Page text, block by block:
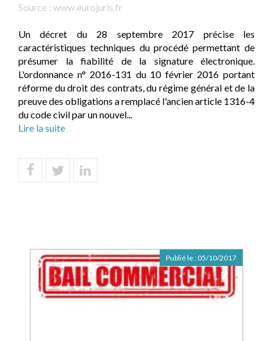
Source : www.eurojuris.fr
Un décret du 28 septembre 2017 précise les
caractéristiques techniques du procédé permettant de
présumer la fiabilité de la signature électronique.
L'ordonnance n° 2016-131 du 10 février 2016 portant
réforme du droit des contrats, du régime général et de la
preuve des obligations a remplacé l'ancien article 1316-4
du code civil par un nouvel...
Lire la suite
Publié le : 05/10/2017